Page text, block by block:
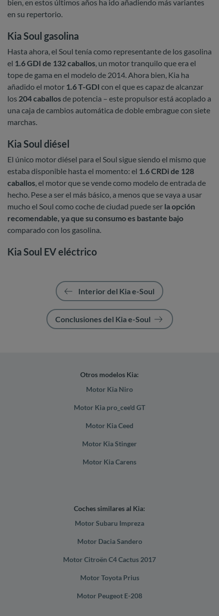
bien, en estos últimos años ha ido añadiendo más variantes
en su repertorio.
Kia Soul gasolina
Hasta ahora, el Soul tenía como representante de los gasolina
el 1.6 GDI de 132 caballos, un motor tranquilo que era el
tope de gama en el modelo de 2014. Ahora bien, Kia ha
añadido el motor 1.6 T-GDI con el que es capaz de alcanzar
los 204 caballosde potencia – este propulsor está acoplado a
una caja de cambios automática de doble embrague con siete
marchas.
Kia Soul diésel
El único motor diésel para el Soul sigue siendo el mismo que
estaba disponible hasta el momento: el 1.6 CRDi de 128
caballos, el motor que se vende como modelo de entrada de
hecho. Pese a ser el más básico, a menos que se vaya a usar
mucho el Soul como coche de ciudad puede ser la opción
recomendable, ya que su consumo es bastante bajo
comparado con los gasolina.
Kia Soul EV eléctrico
Interior del Kia e-Soul
Conclusiones del Kia e-Soul
Otros modelos Kia:
Motor Kia Niro
Motor Kia pro_cee'd GT
Motor Kia Ceed
Motor Kia Stinger
Motor Kia Carens
Coches similares al Kia:
Motor Subaru Impreza
Motor Dacia Sandero
Motor Citroën C4 Cactus 2017
Motor Toyota Prius
Motor Peugeot E-208